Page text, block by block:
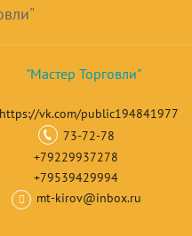
https://vk.com/public194841977
73-72-78
+79229937278
+79539429994
mt-kirov@inbox.ru
товар(ов)
столы холодильные